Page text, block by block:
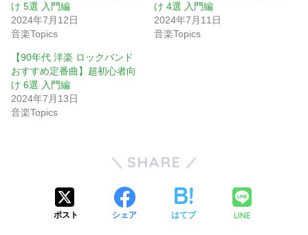
け 5選 入門編
2024年7月12日
音楽Topics
け 4選 入門編
2024年7月11日
音楽Topics
【90年代 洋楽 ロックバンド
おすすめ定番曲】超初心者向
け 6選 入門編
2024年7月13日
音楽Topics
SHARE
ポスト シェア はてブ LINE